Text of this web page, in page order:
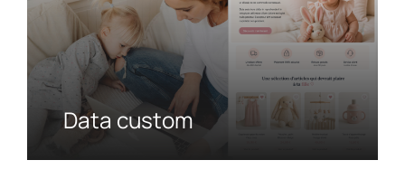
Data custom